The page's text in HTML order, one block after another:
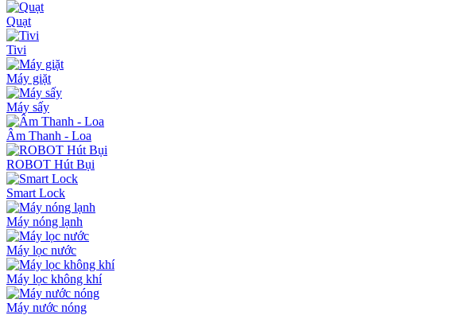
Quạt
Tivi
Máy giặt
Máy sấy
Âm Thanh - Loa
ROBOT Hút Bụi
Smart Lock
Máy nóng lạnh
Máy lọc nước
Máy lọc không khí
Máy nước nóng